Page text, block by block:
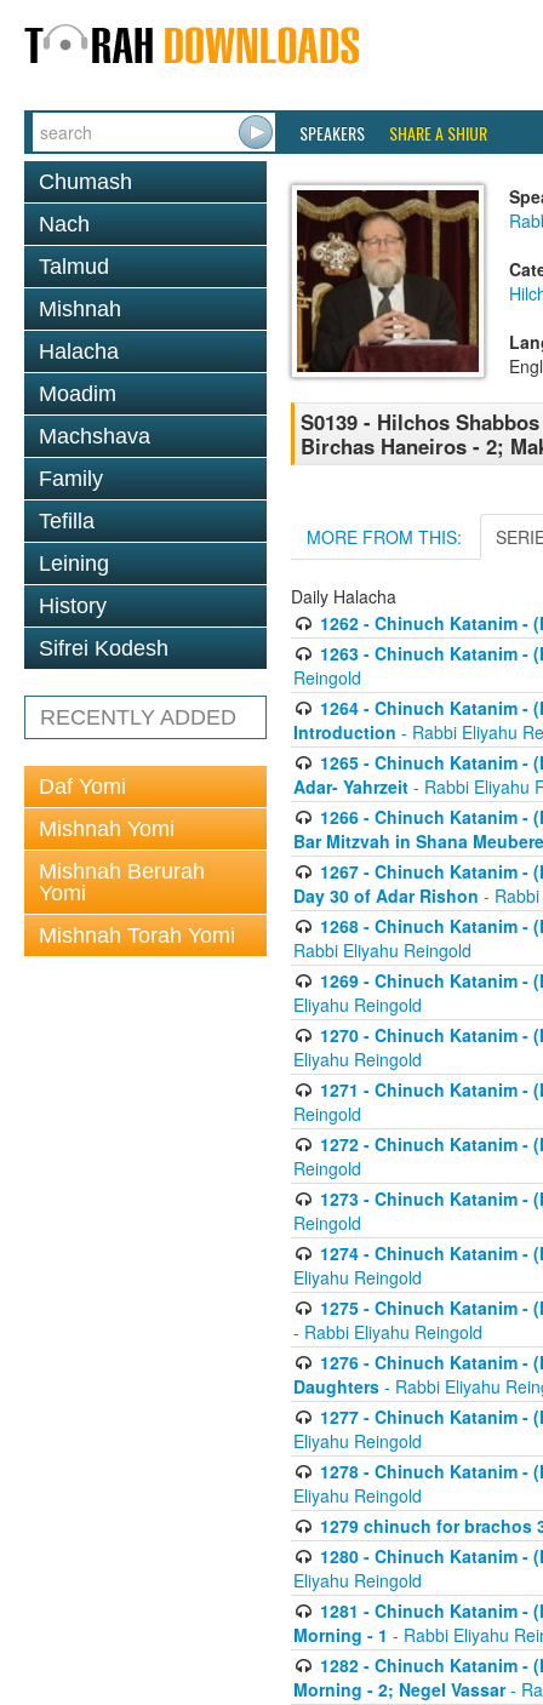
SPEAKERS SHARE A SHIUR
Chumash
Nach
Talmud
Mishnah
Halacha
Moadim
Machshava
Family
Tefilla
Leining
History
Sifrei Kodesh
RECENTLY ADDED
Daf Yomi
Mishnah Yomi
Mishnah Berurah
Yomi
Mishnah Torah Yomi
S0139 - Hilchos
Birchas Haneiros - 2;
MORE FROM THIS:
Daily Halacha
1262 - Chinuch Katanim -
1263 - Chinuch Katanim -
Reingold
1264 - Chinuch Katanim -
Introduction - Rabbi Eliyahu
1265 - Chinuch Katanim -
Adar- Yahrzeit - Rabbi Eliyahu
1266 - Chinuch Katanim -
Bar Mitzvah in Shana
1267 - Chinuch Katanim -
Day 30 of Adar Rishon -
1268 - Chinuch Katanim -
Rabbi Eliyahu Reingold
1269 - Chinuch Katanim -
Eliyahu Reingold
1270 - Chinuch Katanim -
Eliyahu Reingold
1271 - Chinuch Katanim -
Reingold
1272 - Chinuch Katanim -
Reingold
1273 - Chinuch Katanim -
Reingold
1274 - Chinuch Katanim -
Eliyahu Reingold
1275 - Chinuch Katanim -
- Rabbi Eliyahu Reingold
1276 - Chinuch Katanim -
Daughters - Rabbi Eliyahu
1277 - Chinuch Katanim -
Eliyahu Reingold
1278 - Chinuch Katanim -
Eliyahu Reingold
1279 chinuch for brachos
1280 - Chinuch Katanim -
Eliyahu Reingold
1281 - Chinuch Katanim -
Morning - 1 - Rabbi Eliyahu
1282 - Chinuch Katanim -
Morning - 2; Negel Vassar-